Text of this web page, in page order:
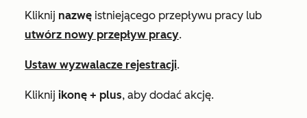
Kliknij nazwę istniejącego przepływu pracy lub
utwórz nowy przepływ pracy.
Ustaw wyzwalacze rejestracji.
Kliknij ikonę + plus, aby dodać akcję.